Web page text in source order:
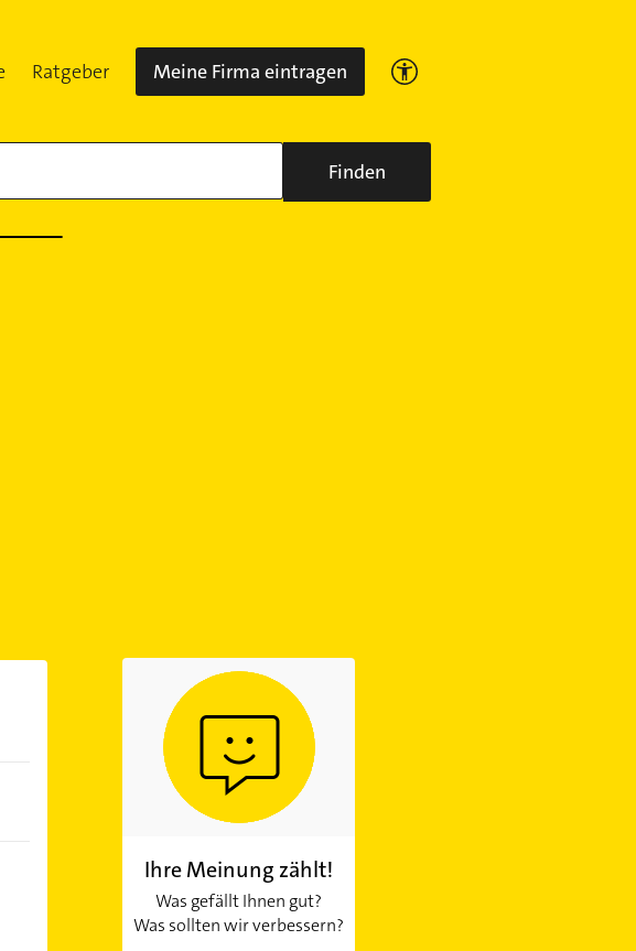
Ratgeber Meine Firma eintragen
Finden
Ihre Meinung zählt!
Was gefällt Ihnen gut?
Was sollten wir verbessern?